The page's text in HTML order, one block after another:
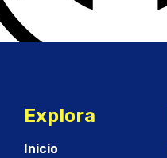
Explora
Inicio